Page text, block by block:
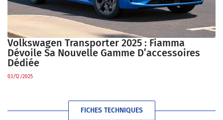
Volkswagen Transporter 2025 : Fiamma
Dévoile Sa Nouvelle Gamme D’accessoires
Dédiée
03/12/2025
FICHES TECHNIQUES